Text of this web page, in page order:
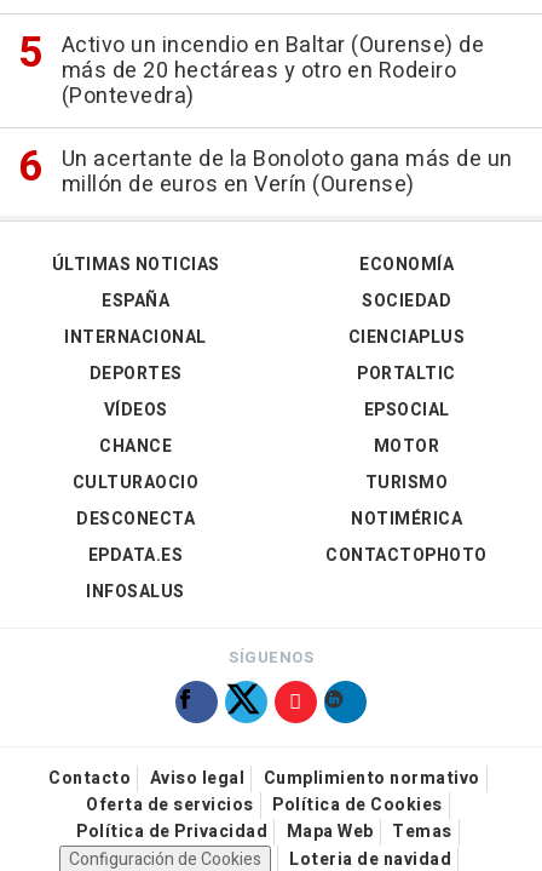
Activo un incendio en Baltar (Ourense) de
más de 20 hectáreas y otro en Rodeiro
(Pontevedra)
Un acertante de la Bonoloto gana más de un
millón de euros en Verín (Ourense)
ÚLTIMAS NOTICIAS
ESPAÑA
INTERNACIONAL
DEPORTES
VÍDEOS
ECONOMÍA
SOCIEDAD
CIENCIAPLUS
PORTALTIC
EPSOCIAL
CHANCE
CULTURAOCIO
DESCONECTA
EPDATA.ES
INFOSALUS
MOTOR
TURISMO
NOTIMÉRICA
CONTACTOPHOTO
SÍGUENOS
Contacto Aviso legal
Cumplimiento normativo
Oferta de servicios
Política de Cookies
Política de Privacidad
Mapa Web
Temas
Configuración de Cookies
Loteria de navidad